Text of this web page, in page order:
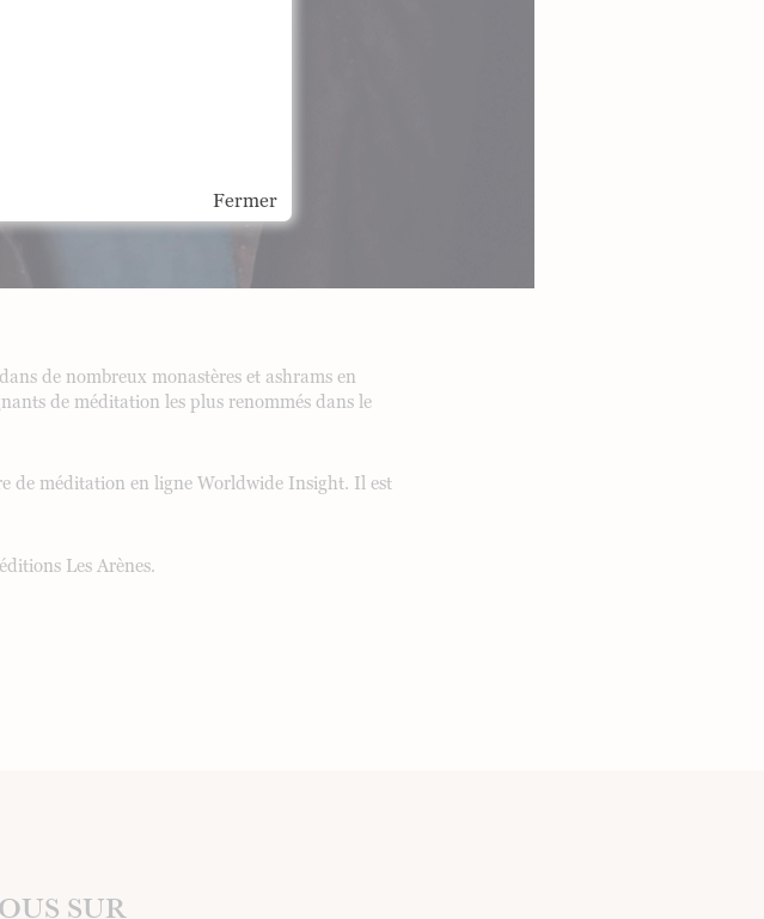
de nombreux monastères et ashrams en
de méditation les plus renommés dans le
de méditation en ligne Worldwide Insight. Il est
Les Arènes.
SUR
Fermer